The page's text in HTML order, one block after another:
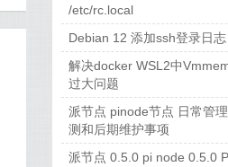
/etc/rc.local
Debian 12 添加ssh登录日志
解决docker WSL2中
过大问题
派节点 pinode节点 日常管
测和后期维护事项
派节点 0.5.0 pi node 0.5.0